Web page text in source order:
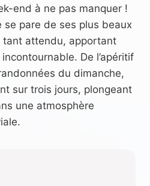
end à ne pas manquer !
se pare de ses plus beaux
tant attendu, apportant
De l’apéritif
du dimanche,
sur trois jours, plongeant
une atmosphère